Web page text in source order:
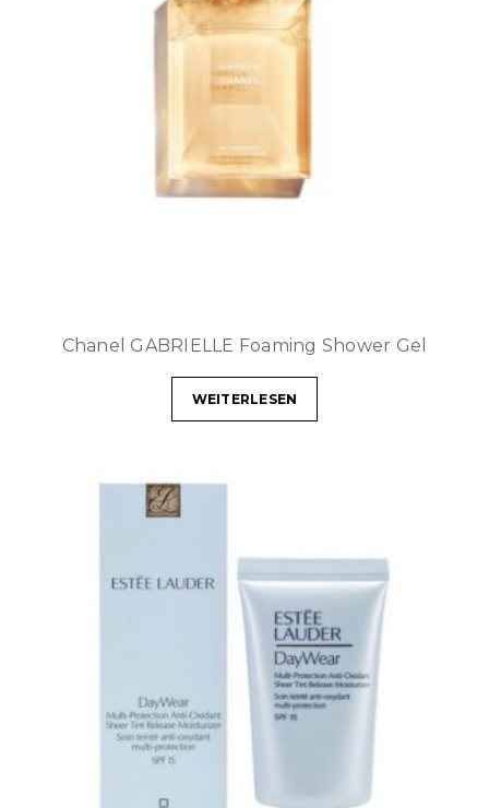
Chanel GABRIELLE Foaming Shower Gel
WEITERLESEN